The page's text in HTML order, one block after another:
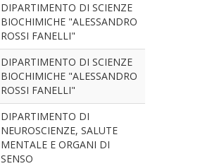
DIPARTIMENTO DI SCIENZE
BIOCHIMICHE "ALESSANDRO
ROSSI FANELLI"
DIPARTIMENTO DI SCIENZE
BIOCHIMICHE "ALESSANDRO
ROSSI FANELLI"
DIPARTIMENTO DI
NEUROSCIENZE, SALUTE
MENTALE E ORGANI DI
SENSO